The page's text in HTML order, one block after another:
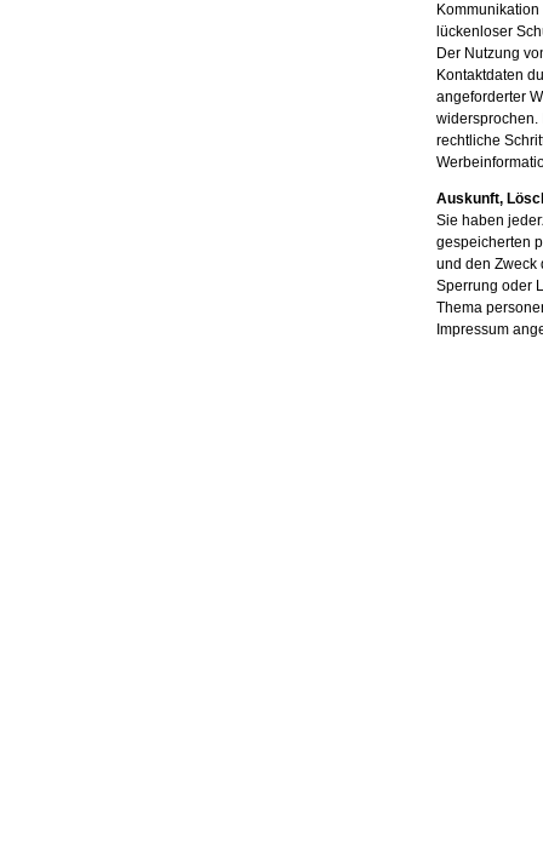
lückenloser
Der Nutzung
Kontaktdaten
angeforderter
widersprochen.
rechtliche
Auskunft,
Sie haben
gespeicherten
und den Zweck
Sperrung oder
Thema
Impressum